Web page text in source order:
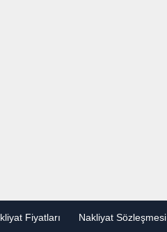
Fiyatları Nakliyat Sözleşmesi